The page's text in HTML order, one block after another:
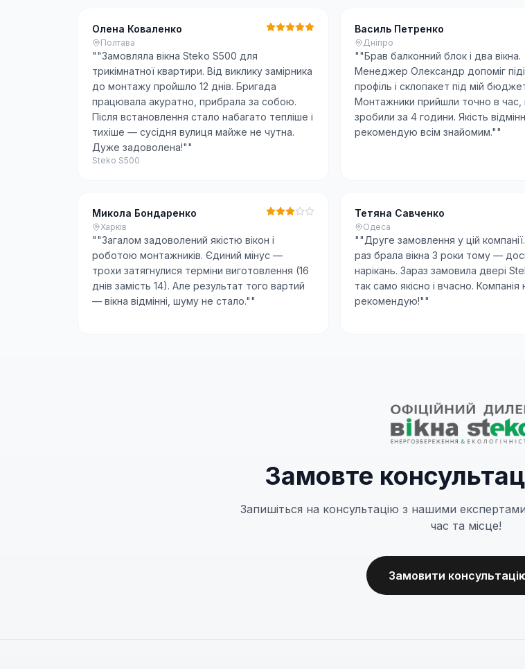
Олена Коваленко
Полтава
""Замовляла вікна Steko S500 для
трикімнатної квартири. Від виклику замірника
до монтажу пройшло 12 днів. Бригада
працювала акуратно, прибрала за собою.
Після встановлення стало набагато тепліше і
тихіше — сусідня вулиця майже не чутна.
Дуже задоволена!""
Steko S500
Василь Петренко
Дніпро
""Брав балконний блок і два вікна.
Менеджер Олександр допоміг
профіль і склопакет під мій
Монтажники прийшли точно в час,
зробили за 4 години. Якість
рекомендую всім знайомим.""
Микола Бондаренко
Харків
""Загалом задоволений якістю вікон і
роботою монтажників. Єдиний мінус —
трохи затягнулися терміни виготовлення (16
днів замість 14). Але результат того вартий
— вікна відмінні, шуму не стало.""
Тетяна Савченко
Одеса
""Друге замовлення у цій
раз брала вікна 3 роки тому —
нарікань. Зараз замовила двері
так само якісно і вчасно. Компанія
рекомендую!""
Замовте
Запишіться на консультацію з нашими
час та місце!
Замовити